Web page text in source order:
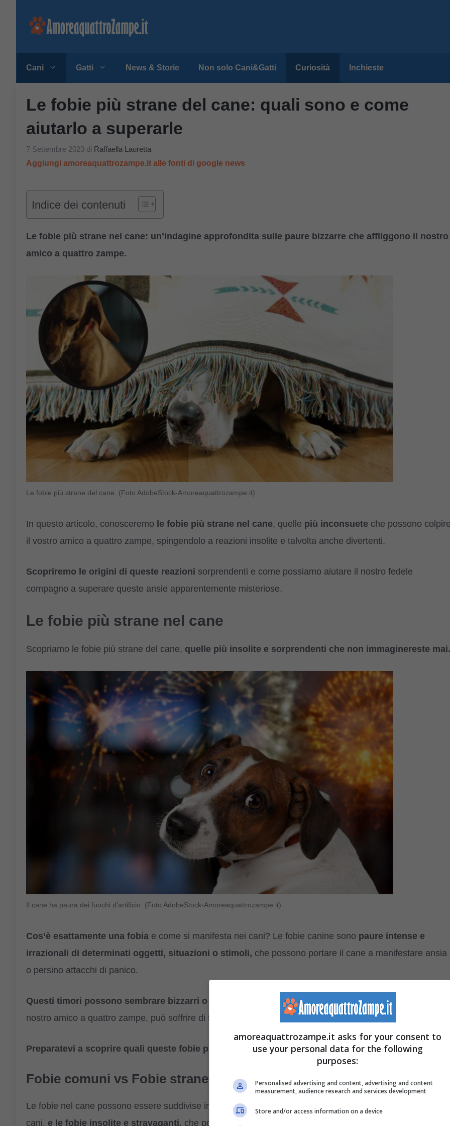
Cani Gatti News & Storie Non solo Cani&Gatti Curiosità Inchieste
Le fobie più strane del cane: quali sono e come
aiutarlo a superarle
7 Settembre 2023 di Raffaella Lauretta
Aggiungi amoreaquattrozampe.it alle fonti di google news
Indice dei contenuti
Le fobie più strane nel cane: un’indagine approfondita sulle paure bizzarre che affliggono il nostro
amico a quattro zampe.
Le fobie più strane del cane. (Foto AdobeStock-Amoreaquattrozampe.it)
In questo articolo, conosceremo le fobie più strane nel cane, quelle più inconsuete che possono
il vostro amico a quattro zampe, spingendolo a reazioni insolite e talvolta anche divertenti.
Scopriremo le origini di queste reazioni sorprendenti e come possiamo aiutare il nostro fedele
compagno a superare queste ansie apparentemente misteriose.
Le fobie più strane nel cane
Scopriamo le fobie più strane del cane, quelle più insolite e sorprendenti che non immaginereste mai.
Il cane ha paura dei fuochi d’artificio. (Foto AdobeStock-Amoreaquattrozampe.it)
Cos’è esattamente una fobia e come si manifesta nei cani? Le fobie canine sono paure intense e
irrazionali di determinati oggetti, situazioni o stimoli, che possono portare il cane a manifestare ansia
o persino attacchi di panico.
Questi timori possono sembrare bizzarri o incomprensibili
per noi umani, ciò nonostante, anche il
nostro amico a quattro zampe, può soffrire di fobie strane e sorprendenti.
Preparatevi a scoprire quali queste fobie più strane nel canee come è possibile aiutarlo a superarle.
Fobie comuni vs Fobie strane
Le fobie nel cane possono essere suddivise in due categorie:
cani, e le fobie insolite e stravaganti, che possono sorprenderci per la loro particolarità.
amoreaquattrozampe.it asks for your consent to
use your personal data for the following
purposes:
Personalised advertising and content, advertising and content
measurement, audience research and services development
Store and/or access information on a device